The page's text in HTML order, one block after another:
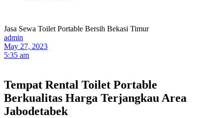
Jasa Sewa Toilet Portable Bersih Bekasi Timur
admin
May 27, 2023
5:35 am
Tempat Rental Toilet Portable
Berkualitas Harga Terjangkau Area
Jabodetabek